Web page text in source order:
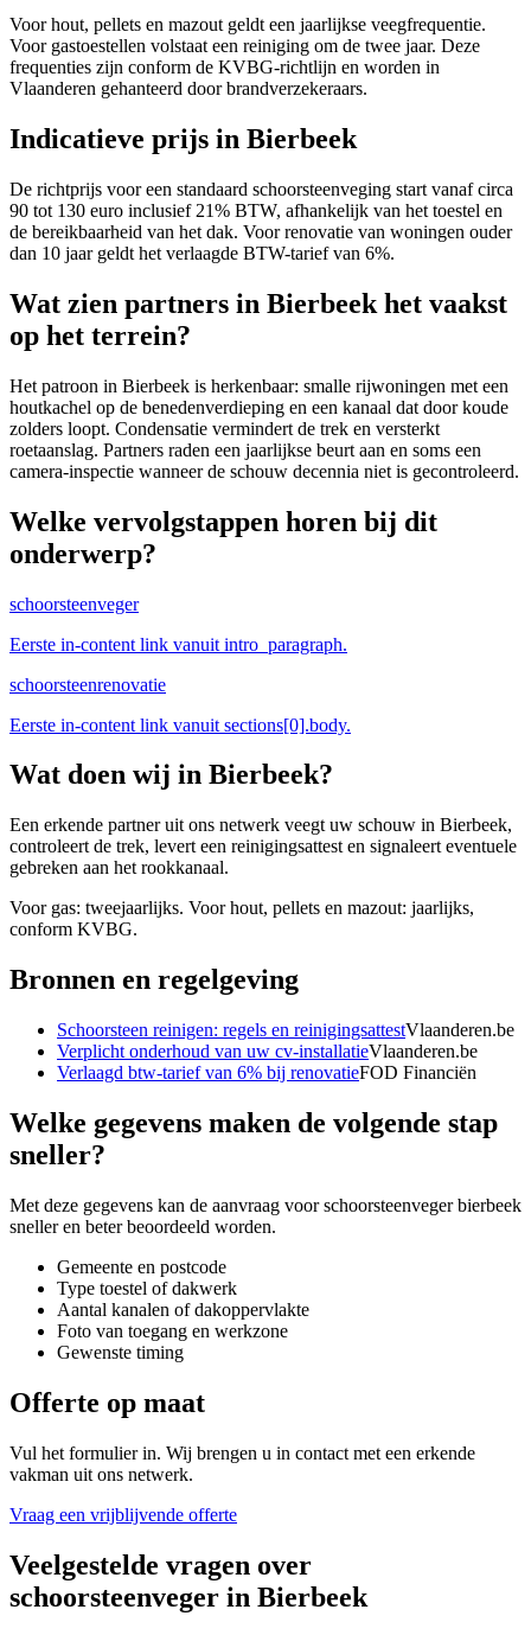
Voor hout, pellets en mazout geldt een jaarlijkse veegfrequentie.
Voor gastoestellen volstaat een reiniging om de twee jaar. Deze
frequenties zijn conform de KVBG-richtlijn en worden in
Vlaanderen gehanteerd door brandverzekeraars.
Indicatieve prijs in Bierbeek
De richtprijs voor een standaard schoorsteenveging start vanaf circa
90 tot 130 euro inclusief 21% BTW, afhankelijk van het toestel en
de bereikbaarheid van het dak. Voor renovatie van woningen ouder
dan 10 jaar geldt het verlaagde BTW-tarief van 6%.
Wat zien partners in Bierbeek het vaakst
op het terrein?
Het patroon in Bierbeek is herkenbaar: smalle rijwoningen met een
houtkachel op de benedenverdieping en een kanaal dat door koude
zolders loopt. Condensatie vermindert de trek en versterkt
roetaanslag. Partners raden een jaarlijkse beurt aan en soms een
camera-inspectie wanneer de schouw decennia niet is gecontroleerd.
Welke vervolgstappen horen bij dit
onderwerp?
schoorsteenveger
Eerste in-content link vanuit intro_paragraph.
schoorsteenrenovatie
Eerste in-content link vanuit sections[0].body.
Wat doen wij in Bierbeek?
Een erkende partner uit ons netwerk veegt uw schouw in Bierbeek,
controleert de trek, levert een reinigingsattest en signaleert eventuele
gebreken aan het rookkanaal.
Voor gas: tweejaarlijks. Voor hout, pellets en mazout: jaarlijks,
conform KVBG.
Bronnen en regelgeving
Schoorsteen reinigen: regels en reinigingsattestVlaanderen.be
Verplicht onderhoud van uw cv-installatieVlaanderen.be
Verlaagd btw-tarief van 6% bij renovatieFOD Financiën
Welke gegevens maken de volgende stap
sneller?
Met deze gegevens kan de aanvraag voorschoorsteenveger bierbeek
sneller en beter beoordeeld worden.
Gemeente en postcode
Type toestel of dakwerk
Aantal kanalen of dakoppervlakte
Foto van toegang en werkzone
Gewenste timing
Offerte op maat
Vul het formulier in. Wij brengen u in contact met een erkende
vakman uit ons netwerk.
Vraag een vrijblijvende offerte
Veelgestelde vragen over
schoorsteenveger in Bierbeek